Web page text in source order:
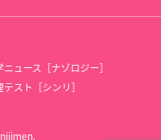
ニュース［ナゾロジー］
テスト［シンリ］